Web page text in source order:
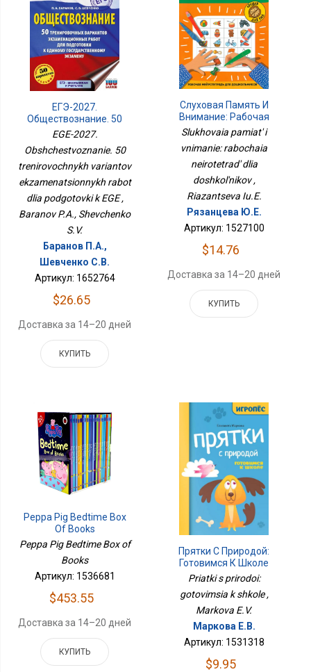
ЕГЭ-2027.
Обществознание. 50
Тренировочных
Экзаменационных
Работ Для Подготовки К
ЕГЭ
EGE-2027.
Obshchestvoznanie. 50
trenirovochnykh variantov
ekzamenatsionnykh rabot
dlia podgotovki k EGE ,
Baranov P.A., Shevchenko
S.V.
Баранов П.А.,
Шевченко С.В.
Артикул: 1652764
$26.65
Доставка за 14–20 дней
КУПИТЬ
Слуховая Память И
Внимание: Рабочая
Нейротетрадь Для
Дошкольников
Slukhovaia pamiat' i
vnimanie: rabochaia
neirotetrad' dlia
doshkol'nikov ,
Riazantseva Iu.E.
Рязанцева Ю.Е.
Артикул: 1527100
$14.76
Доставка за 14–20 дней
КУПИТЬ
Peppa Pig Bedtime Box
Of Books
Peppa Pig Bedtime Box of
Books
Артикул: 1536681
$453.55
Доставка за 14–20 дней
КУПИТЬ
Прятки С Природой:
Готовимся К Школе
Priatki s prirodoi:
gotovimsia k shkole ,
Markova E.V.
Маркова Е.В.
Артикул: 1531318
$9.95